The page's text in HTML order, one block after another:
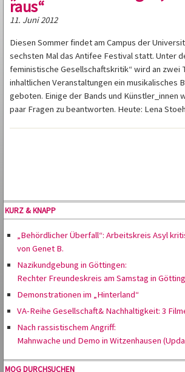
raus“
11. Juni 2012
Diesen Sommer findet am Campus der
sechsten Mal das Antifee Festival statt. Unter
feministische Gesellschaftskritik“ wird an zwei
inhaltlichen Veranstaltungen ein musikalisches
geboten. Einige der Bands und Künstler_innen
paar Fragen zu beantworten. Heute: Lena
KURZ & KNAPP
„Behördlicher Überfall“: Arbeitskreis Asyl
von Genet B.
Nazikundgebung in Göttingen:
Rechter Freundeskreis am Samstag in
Demonstrationen im „Hinterland“
VA-Reihe Gesellschaft& Nachhaltigkeit: 3
Nach rassistischem Angriff:
Mahnwache und Demo in Witzenhausen
MOG DURCHSUCHEN